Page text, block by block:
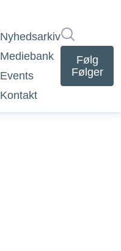
Nyhedsarkiv
Mediebank
Events
Kontakt
Følg
Følger